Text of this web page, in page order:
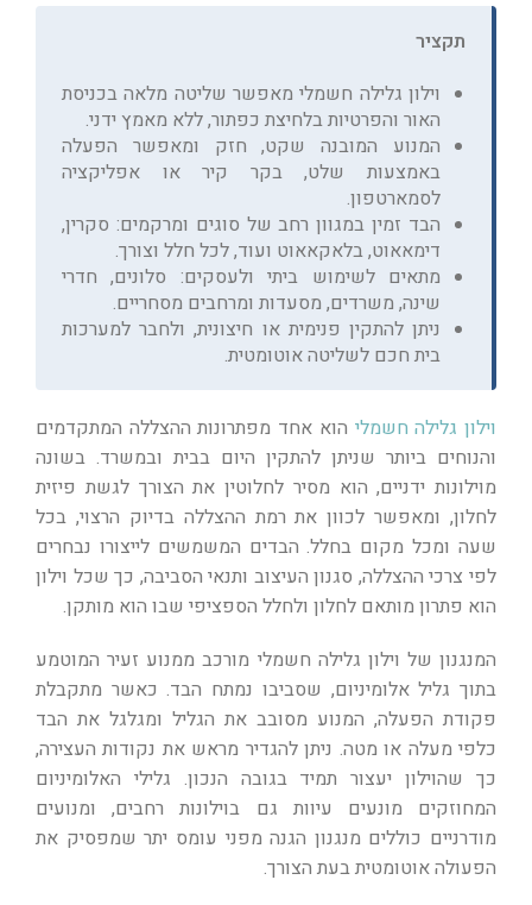
תקציר
וילון גלילה חשמלי מאפשר שליטה מלאה בכניסת
האור והפרטיות בלחיצת כפתור, ללא מאמץ ידני.
המנוע המובנה שקט, חזק ומאפשר הפעלה
באמצעות שלט, בקר קיר או אפליקציה
לסמארטפון.
הבד זמין במגוון רחב של סוגים ומרקמים: סקרין,
דימאאוט, בלאקאאוט ועוד, לכל חלל וצורך.
מתאים לשימוש ביתי ולעסקים: סלונים, חדרי
שינה, משרדים, מסעדות ומרחבים מסחריים.
ניתן להתקין פנימית או חיצונית, ולחבר למערכות
בית חכם לשליטה אוטומטית.
וילון גלילה חשמלי הוא אחד מפתרונות ההצללה המתקדמים
והנוחים ביותר שניתן להתקין היום בבית ובמשרד. בשונה
מוילונות ידניים, הוא מסיר לחלוטין את הצורך לגשת פיזית
לחלון, ומאפשר לכוון את רמת ההצללה בדיוק הרצוי, בכל
שעה ומכל מקום בחלל. הבדים המשמשים לייצורו נבחרים
לפי צרכי ההצללה, סגנון העיצוב ותנאי הסביבה, כך שכל וילון
הוא פתרון מותאם לחלון ולחלל הספציפי שבו הוא מותקן.
המנגנון של וילון גלילה חשמלי מורכב ממנוע זעיר המוטמע
בתוך גליל אלומיניום, שסביבו נמתח הבד. כאשר מתקבלת
פקודת הפעלה, המנוע מסובב את הגליל ומגלגל את הבד
כלפי מעלה או מטה. ניתן להגדיר מראש את נקודות העצירה,
כך שהוילון יעצור תמיד בגובה הנכון. גלילי האלומיניום
המחוזקים מונעים עיוות גם בוילונות רחבים, ומנועים
מודרניים כוללים מנגנון הגנה מפני עומס יתר שמפסיק את
הפעולה אוטומטית בעת הצורך.